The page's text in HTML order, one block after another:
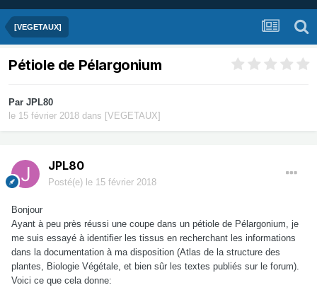
[VEGETAUX]
Pétiole de Pélargonium
Par JPL80
le 15 février 2018 dans [VEGETAUX]
JPL80
Posté(e) le 15 février 2018
Bonjour
Ayant à peu près réussi une coupe dans un pétiole de Pélargonium, je
me suis essayé à identifier les tissus en recherchant les informations
dans la documentation à ma disposition (Atlas de la structure des
plantes, Biologie Végétale, et bien sûr les textes publiés sur le forum).
Voici ce que cela donne: